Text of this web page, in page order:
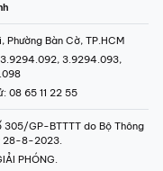
Bàn Cờ, TP.HCM
3.9294.093,
: 08 65 11 22 55
GP-BTTTT do Bộ Thông
28-8-2023.
PHÓNG.